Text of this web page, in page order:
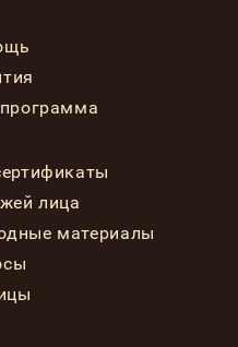
лица
материалы